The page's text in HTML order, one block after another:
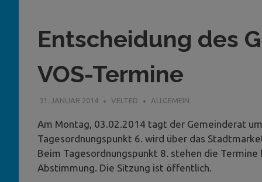
Entscheidung des
VOS-Termine
31. JANUAR 2014 VELTED ALLGEMEIN
Am Montag, 03.02.2014 tagt der Gemeinderat
Tagesordnungspunkt 6. wird über das
Beim Tagesordnungspunkt 8. stehen die
Abstimmung. Die Sitzung ist öffentlich.